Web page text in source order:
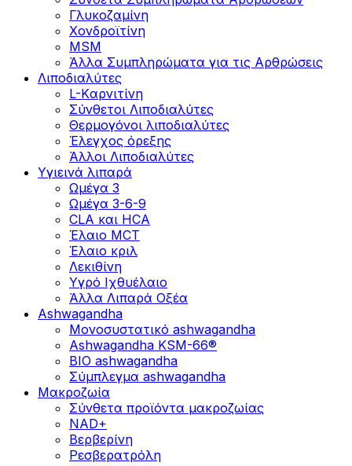
Γλυκοζαμίνη
Χονδροϊτίνη
MSM
Άλλα Συμπληρώματα για τις Αρθρώσεις
Λιποδιαλύτες
L-Kαρνιτίνη
Σύνθετοι Λιποδιαλύτες
Θερμογόνοι λιποδιαλύτες
Έλεγχος όρεξης
Άλλοι Λιποδιαλύτες
Υγιεινά λιπαρά
Ωμέγα 3
Ωμέγα 3-6-9
CLA και HCA
Έλαιο MCT
Έλαιο κριλ
Λεκιθίνη
Υγρό Ιχθυέλαιο
Άλλα Λιπαρά Οξέα
Ashwagandha
Μονοσυστατικό ashwagandha
Ashwagandha KSM-66®
BIO ashwagandha
Σύμπλεγμα ashwagandha
Μακροζωία
Σύνθετα προϊόντα μακροζωίας
NAD+
Βερβερίνη
Ρεσβερατρόλη